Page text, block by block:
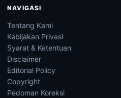
NAVIGASI
Tentang Kami
Kebijakan Privasi
Syarat & Ketentuan
Disclaimer
Editorial Policy
Copyright
Pedoman Koreksi